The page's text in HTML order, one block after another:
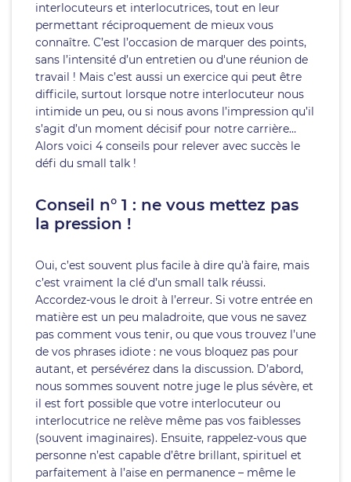
interlocuteurs et interlocutrices, tout en leur
permettant réciproquement de mieux vous
connaître. C’est l’occasion de marquer des points,
sans l’intensité d’un entretien ou d'une réunion de
travail ! Mais c’est aussi un exercice qui peut être
difficile, surtout lorsque notre interlocuteur nous
intimide un peu, ou si nous avons l’impression qu’il
s’agit d’un moment décisif pour notre carrière…
Alors voici 4 conseils pour relever avec succès le
défi du small talk !
Conseil n° 1 : ne vous mettez pas
la pression !
Oui, c’est souvent plus facile à dire qu’à faire, mais
c’est vraiment la clé d’un small talk réussi.
Accordez-vous le droit à l’erreur. Si votre entrée en
matière est un peu maladroite, que vous ne savez
pas comment vous tenir, ou que vous trouvez l’une
de vos phrases idiote : ne vous bloquez pas pour
autant, et persévérez dans la discussion. D’abord,
nous sommes souvent notre juge le plus sévère, et
il est fort possible que votre interlocuteur ou
interlocutrice ne relève même pas vos faiblesses
(souvent imaginaires). Ensuite, rappelez-vous que
personne n’est capable d’être brillant, spirituel et
parfaitement à l’aise en permanence – même le